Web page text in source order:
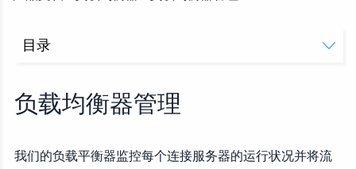
目录
编辑负载平衡器
交通规则
高级选项
负载均衡器管理
我们的负载平衡器监控每个连接服务器的运行状况并将流